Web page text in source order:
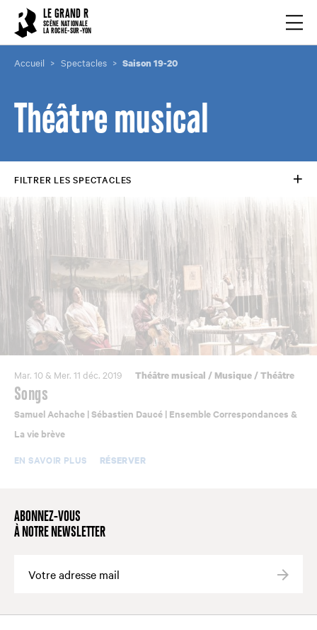
LE GRAND R
SCÈNE NATIONALE
LA ROCHE-SUR-YON
Accueil Spectacles Saison 19-20
Théâtre musical
FILTRER LES SPECTACLES
Mar. 10 & Mer. 11 déc. 2019 Théâtre musical / Musique/Théâtre
Songs
Samuel Achache | Sébastien Daucé | Ensemble Correspondances &
La vie brève
EN SAVOIR PLUS
RÉSERVER
ABONNEZ-VOUS
À NOTRE NEWSLETTER
Cookies management panel